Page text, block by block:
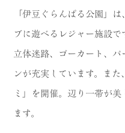
「伊豆ぐらんぱる公園」
ブに遊べるレジャー施設
立体迷路、ゴーカート、パ
ンが充実しています。ま
ミ」を開催。辺り一帯が
ます。